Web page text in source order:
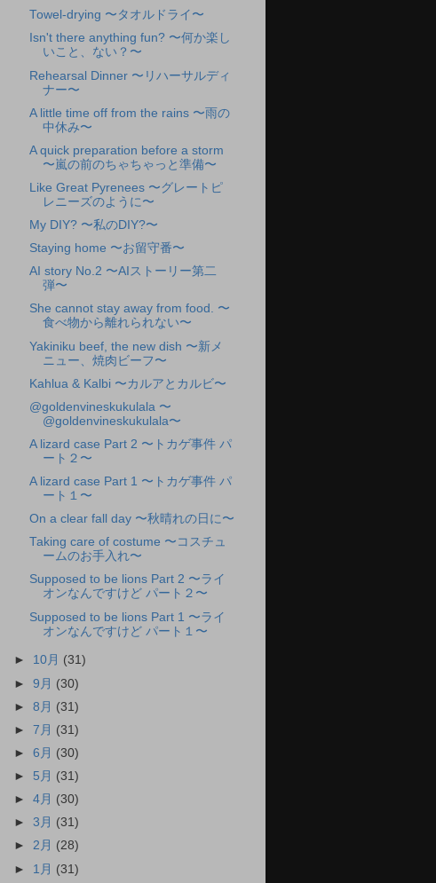
Towel-drying 〜タオルドライ〜
Isn't there anything fun? 〜何か楽し
いこと、ない？〜
Rehearsal Dinner 〜リハーサルディ
ナー〜
A little time off from the rains 〜雨の
中休み〜
A quick preparation before a storm
〜嵐の前のちゃちゃっと準備〜
Like Great Pyrenees 〜グレートピ
レニーズのように〜
My DIY? 〜私のDIY?〜
Staying home 〜お留守番〜
AI story No.2 〜AIストーリー第二
弾〜
She cannot stay away from food. 〜
食べ物から離れられない〜
Yakiniku beef, the new dish 〜新メ
ニュー、焼肉ビーフ〜
Kahlua & Kalbi 〜カルアとカルビ〜
@goldenvineskukulala 〜
@goldenvineskukulala〜
A lizard case Part 2 〜トカゲ事件 パ
ート２〜
A lizard case Part 1 〜トカゲ事件 パ
ート１〜
On a clear fall day 〜秋晴れの日に〜
Taking care of costume 〜コスチュ
ームのお手入れ〜
Supposed to be lions Part 2 〜ライ
オンなんですけど パート２〜
Supposed to be lions Part 1 〜ライ
オンなんですけど パート１〜
► 10月 (31)
►9月 (30)
►8月 (31)
►7月 (31)
►6月 (30)
► 5月 (31)
►4月 (30)
►3月 (31)
►2月 (28)
► 1月 (31)